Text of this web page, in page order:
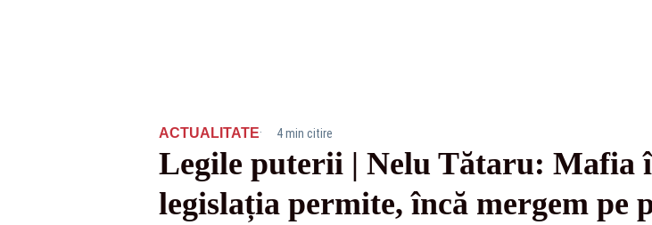
ACTUALITATE· 4 min citire
Legile puterii | Nelu Tătaru: Mafia
legislația permite, încă mergem pe